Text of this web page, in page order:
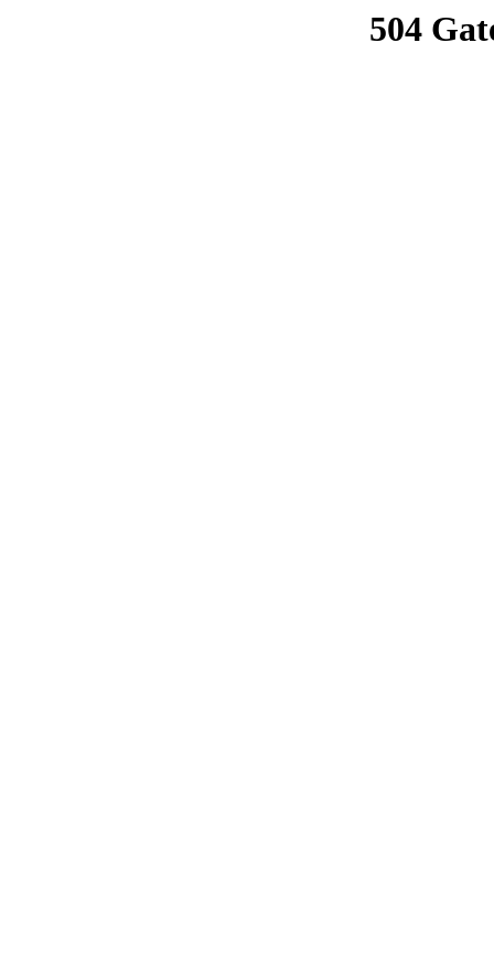
504